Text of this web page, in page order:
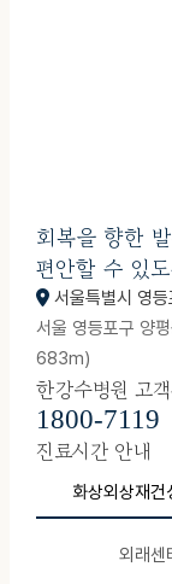
회복을 향한
편안할 수 있
서울특별시 영
서울 영등포구 양
683m)
한강수병원 고
1800-7119
진료시간 안내
화상외상재건
외래센